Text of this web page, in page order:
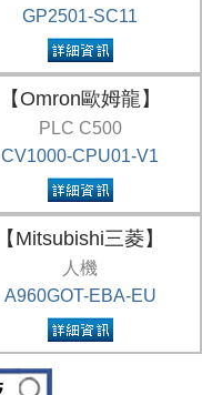
GP2501-SC11
【Omron歐姆龍】
PLC C500
CV1000-CPU01-V1
【Mitsubishi三菱】
人機
A960GOT-EBA-EU